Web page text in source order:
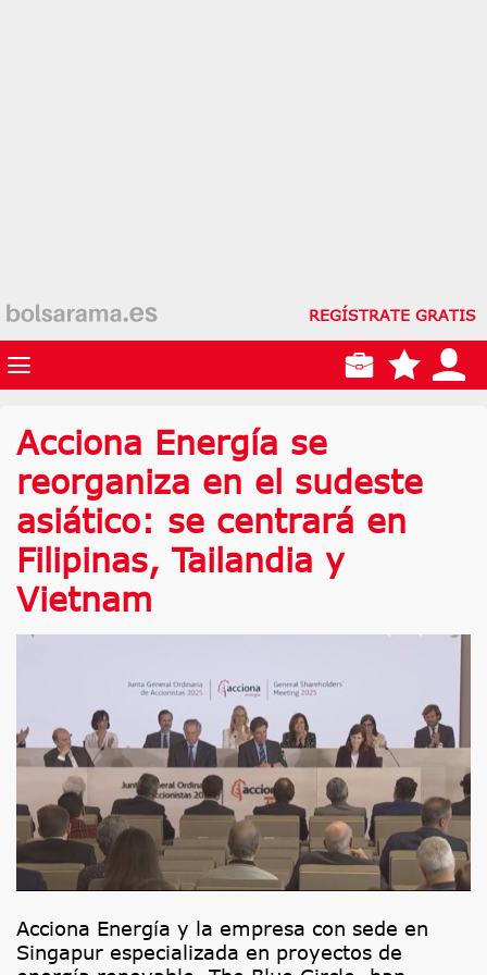
REGÍSTRATE GRATIS
Acciona Energía se
reorganiza en el sudeste
asiático: se centrará en
Filipinas, Tailandia y
Vietnam
Acciona Energía y la empresa con sede en
Singapur especializada en proyectos de